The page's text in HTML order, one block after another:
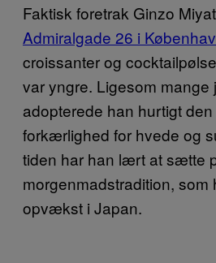
Faktisk foretrak Ginzo
Admiralgade 26 i
croissanter og
var yngre. Ligesom mange
adopterede han hurtigt
forkærlighed for hvede og
tiden har han lært at sætte
morgenmadstradition, som
opvækst i Japan.